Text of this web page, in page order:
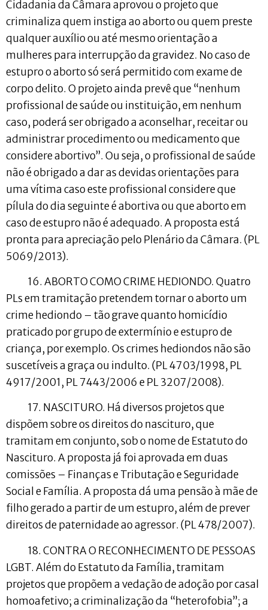
Cidadania da Câmara aprovou o projeto que
criminaliza quem instiga ao aborto ou quem preste
qualquer auxílio ou até mesmo orientação a
mulheres para interrupção da gravidez. No caso de
estupro o aborto só será permitido com exame de
corpo delito. O projeto ainda prevê que “nenhum
profissional de saúde ou instituição, em nenhum
caso, poderá ser obrigado a aconselhar, receitar ou
administrar procedimento ou medicamento que
considere abortivo”. Ou seja, o profissional de saúde
não é obrigado a dar as devidas orientações para
uma vítima caso este profissional considere que
pílula do dia seguinte é abortiva ou que aborto em
caso de estupro não é adequado. A proposta está
pronta para apreciação pelo Plenário da Câmara. (PL
5069/2013).
16. ABORTO COMO CRIME HEDIONDO. Quatro
PLs em tramitação pretendem tornar o aborto um
crime hediondo – tão grave quanto homicídio
praticado por grupo de extermínio e estupro de
criança, por exemplo. Os crimes hediondos não são
suscetíveis a graça ou indulto. (PL 4703/1998, PL
4917/2001, PL 7443/2006 e PL 3207/2008).
17. NASCITURO. Há diversos projetos que
dispõem sobre os direitos do nascituro, que
tramitam em conjunto, sob o nome de Estatuto do
Nascituro. A proposta já foi aprovada em duas
comissões – Finanças e Tributação e Seguridade
Social e Família. A proposta dá uma pensão à mãe de
filho gerado a partir de um estupro, além de prever
direitos de paternidade ao agressor. (PL 478/2007).
18. CONTRA O RECONHECIMENTO DE PESSOAS
LGBT. Além do Estatuto da Família, tramitam
projetos que propõem a vedação de adoção por casal
homoafetivo; a criminalização da “heterofobia”; a